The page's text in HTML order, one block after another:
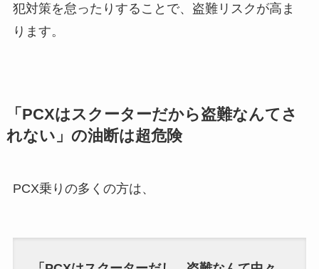
犯対策を怠ったりすることで、盗難リスクが高ま
ります。
「PCXはスクーターだから盗難なんてさ
れない」の油断は超危険
PCX乗りの多くの方は、